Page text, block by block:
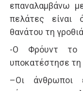
επαναλαμβάνω
πελάτες
θανάτου τη
-Ο Φρόυντ το
υποκατέστησε
–Οι άνθρωποι